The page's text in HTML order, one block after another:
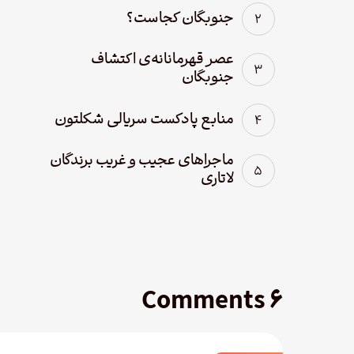
جنوبگان کجاست؟
عصر قهرمانانه‌ی اکتشاف
جنوبگان
منابع پادکست سریالی شکلتون
ماجراهای عجیب و غریب برندگان
لاتاری
۶ Comments